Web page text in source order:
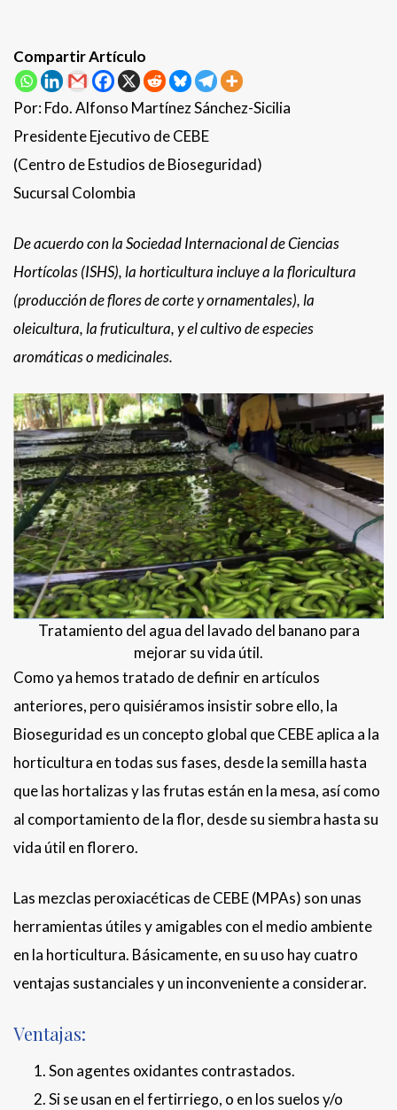
Compartir Artículo
Por: Fdo. Alfonso Martínez Sánchez-Sicilia
Presidente Ejecutivo de CEBE
(Centro de Estudios de Bioseguridad)
Sucursal Colombia
De acuerdo con la Sociedad Internacional de Ciencias
Hortícolas (ISHS), la horticultura incluye a la floricultura
(producción de flores de corte y ornamentales), la
oleicultura, la fruticultura, y el cultivo de especies
aromáticas o medicinales.
Tratamiento del agua del lavado del banano para
mejorar su vida útil.
Como ya hemos tratado de definir en artículos
anteriores, pero quisiéramos insistir sobre ello, la
Bioseguridad es un concepto global que CEBE aplica a la
horticultura en todas sus fases, desde la semilla hasta
que las hortalizas y las frutas están en la mesa, así como
al comportamiento de la flor, desde su siembra hasta su
vida útil en florero.
Las mezclas peroxiacéticas de CEBE (MPAs) son unas
herramientas útiles y amigables con el medio ambiente
en la horticultura. Básicamente, en su uso hay cuatro
ventajas sustanciales y un inconveniente a considerar.
Ventajas:
Son agentes oxidantes contrastados.
Si se usan en el fertirriego, o en los suelos y/o